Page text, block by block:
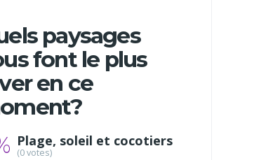
paysages
font le plus
en ce
Plage, soleil et cocotiers
(0 votes)